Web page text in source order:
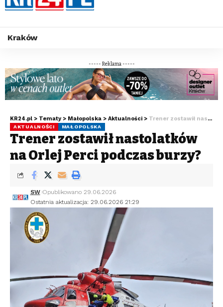
Kraków
----- Reklama -----
KR24.pl > Tematy > Małopolska > Aktualności > Trener zostawił nastolatków na Orlej Perci podczas burzy?
AKTUALNOŚCI MAŁOPOLSKA
Trener zostawił nastolatków
na Orlej Perci podczas burzy?
Ostatnia aktualizacja: 29.06.2026 21:29
SW Opublikowano 29.06.2026